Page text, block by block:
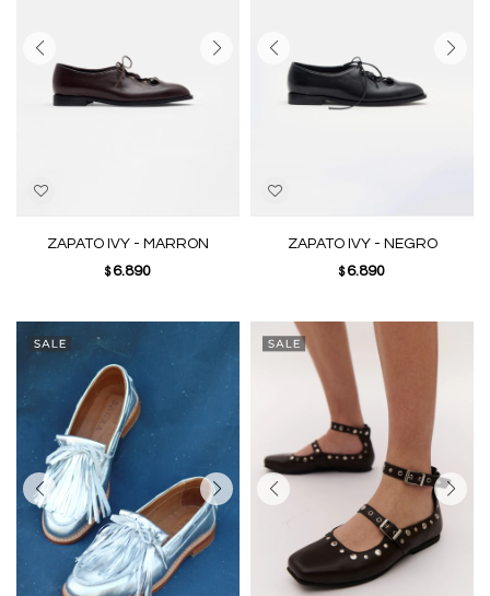
ZAPATO IVY - MARRON
$ 6.890
ZAPATO IVY - NEGRO
$ 6.890